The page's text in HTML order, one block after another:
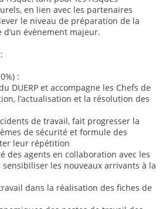
en lien avec les partenaires
le niveau de préparation de la
évènement majeur.
:
DUERP et accompagne les Chefs de
l’actualisation et la résolution des
de travail, fait progresser la
de sécurité et formule des
leur répétition
des agents en collaboration avec les
sensibiliser les nouveaux arrivants à la
dans la réalisation des fiches de